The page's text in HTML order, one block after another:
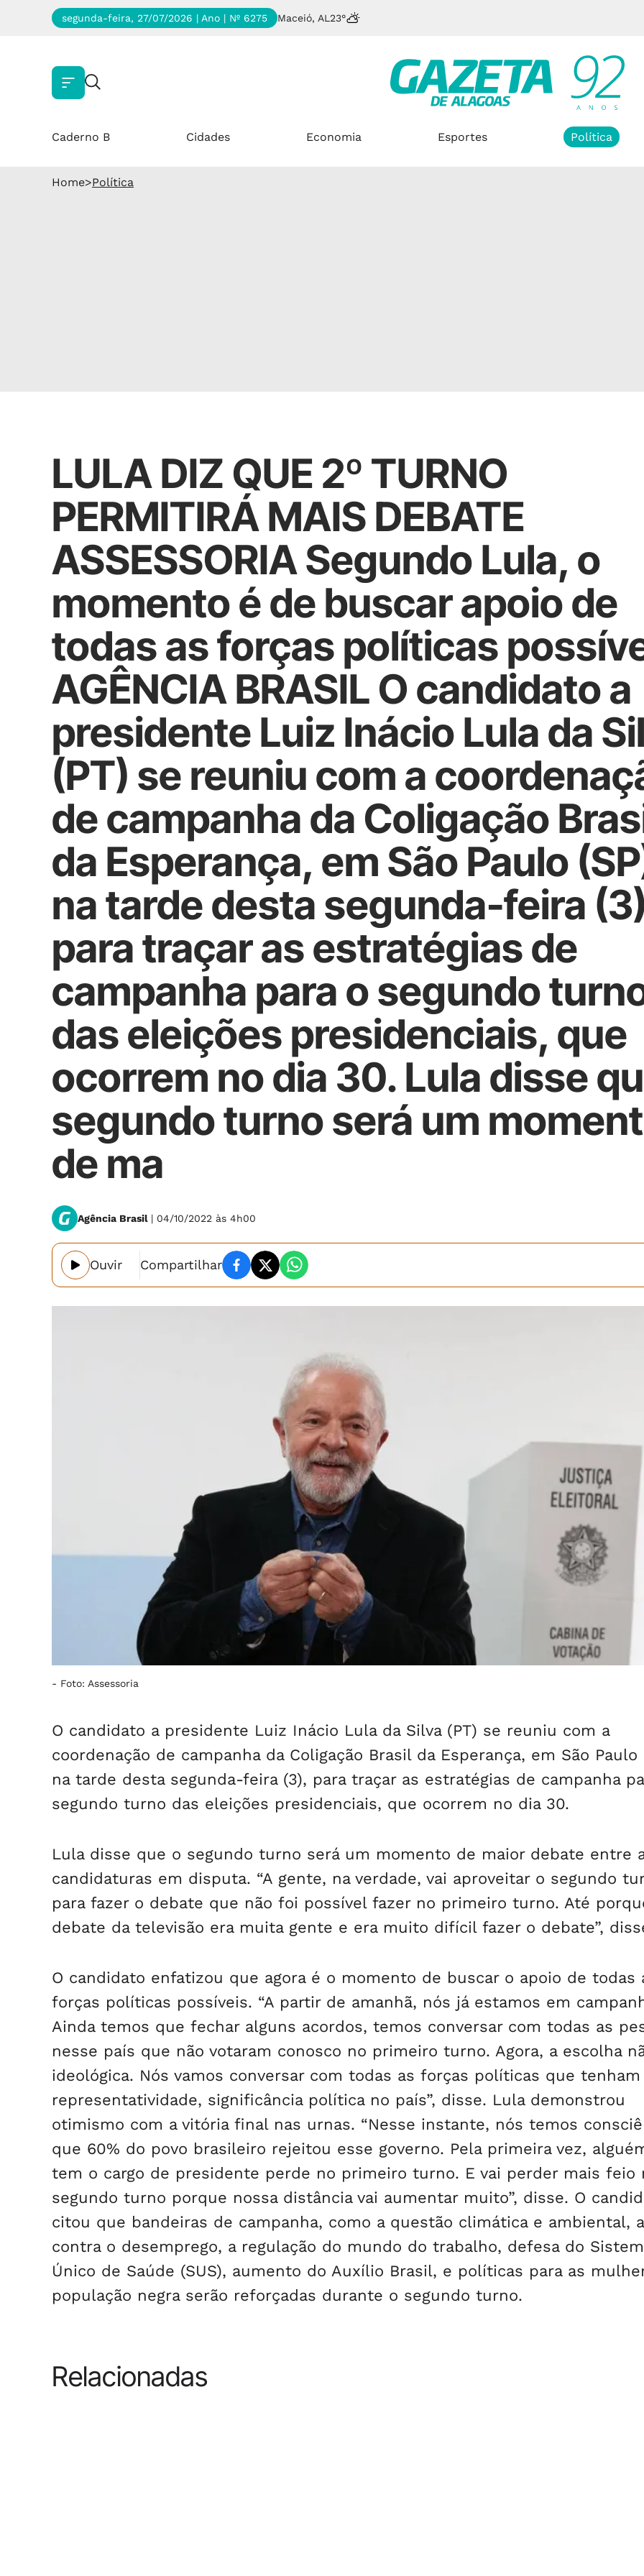
segunda-feira, 27/07/2026 | Ano | Nº 6275 Maceió, AL 23°
Caderno B Cidades Economia Esportes Política
Home>Política
LULA DIZ QUE 2º TURNO
PERMITIRÁ MAIS DEBATE
ASSESSORIA Segundo Lula, o
momento é de buscar apoio de
todas as forças políticas
AGÊNCIA BRASIL O candidato a
presidente Luiz Inácio Lula da
(PT) se reuniu com a
de campanha da Coligação
da Esperança, em São Paulo
na tarde desta segunda-feira
para traçar as estratégias de
campanha para o segundo
das eleições presidenciais, que
ocorrem no dia 30. Lula disse
segundo turno será um
de ma
Agência Brasil | 04/10/2022 às 4h00
Ouvir Compartilhar
- Foto: Assessoria
O candidato a presidente Luiz Inácio Lula da Silva (PT) se reuniu com a
coordenação de campanha da Coligação Brasil da Esperança, em São Paulo
na tarde desta segunda-feira (3), para traçar as estratégias de campanha
segundo turno das eleições presidenciais, que ocorrem no dia 30.
Lula disse que o segundo turno será um momento de maior debate entre
candidaturas em disputa. “A gente, na verdade, vai aproveitar o segundo
para fazer o debate que não foi possível fazer no primeiro turno. Até
debate da televisão era muita gente e era muito difícil fazer o debate”,
O candidato enfatizou que agora é o momento de buscar o apoio de todas
forças políticas possíveis. “A partir de amanhã, nós já estamos em
Ainda temos que fechar alguns acordos, temos conversar com todas as
nesse país que não votaram conosco no primeiro turno. Agora, a escolha
ideológica. Nós vamos conversar com todas as forças políticas que tenham
representatividade, significância política no país”, disse. Lula demonstrou
otimismo com a vitória final nas urnas. “Nesse instante, nós temos
que 60% do povo brasileiro rejeitou esse governo. Pela primeira vez,
tem o cargo de presidente perde no primeiro turno. E vai perder mais feio
segundo turno porque nossa distância vai aumentar muito”, disse. O
citou que bandeiras de campanha, como a questão climática e ambiental,
contra o desemprego, a regulação do mundo do trabalho, defesa do
Único de Saúde (SUS), aumento do Auxílio Brasil, e políticas para as
população negra serão reforçadas durante o segundo turno.
Relacionadas